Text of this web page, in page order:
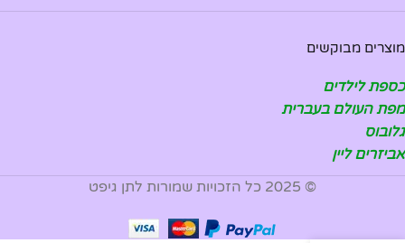
מוצרים מבוקשים
כספת לילדים
מפת העולם בעברית
גלובוס
אביזרים ליין
© 2025 כל הזכויות שמורות לתן גיפט